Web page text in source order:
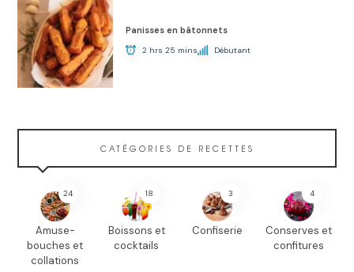
Panisses en bâtonnets
2 hrs 25 mins Débutant
CATÉGORIES DE RECETTES
24
Amuse-
bouches et
collations
18
Boissons et
cocktails
3
Confiserie
4
Conserves et
confitures